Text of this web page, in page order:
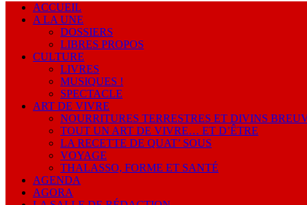
ACCUEIL
A LA UNE
DOSSIERS
LIBRES PROPOS
CULTURE
LIVRES
MUSIQUES !
SPECTACLE
ART DE VIVRE
NOURRITURES TERRESTRES ET DIVINS
TOUT UN ART DE VIVRE… ET D’ÊTRE
LA RECETTE DE QUAT’ SOUS
VOYAGE
THALASSO, FORME ET SANTÉ
AGENDA
AGORA